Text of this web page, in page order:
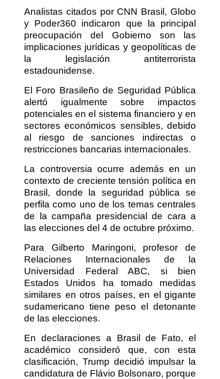
Analistas citados por CNN Brasil, Globo
y Poder360 indicaron que la principal
preocupación del Gobierno son las
implicaciones jurídicas y geopolíticas de
la legislación antiterrorista
estadounidense.
El Foro Brasileño de Seguridad Pública
alertó igualmente sobre impactos
potenciales en el sistema financiero y en
sectores económicos sensibles, debido
al riesgo de sanciones indirectas o
restricciones bancarias internacionales.
La controversia ocurre además en un
contexto de creciente tensión política en
Brasil, donde la seguridad pública se
perfila como uno de los temas centrales
de la campaña presidencial de cara a
las elecciones del 4 de octubre próximo.
Para Gilberto Maringoni, profesor de
Relaciones Internacionales de la
Universidad Federal ABC, si bien
Estados Unidos ha tomado medidas
similares en otros países, en el gigante
sudamericano tiene peso el detonante
de las elecciones.
En declaraciones a Brasil de Fato, el
académico consideró que, con esta
clasificación, Trump decidió impulsar la
candidatura de Flávio Bolsonaro, porque